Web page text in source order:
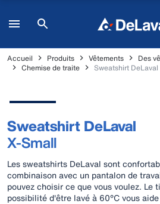
Accueil Produits Vêtements
Des
Chemise de traite
Sweatshirt DeLaval
Sweatshirt DeLaval
X-Small
Les sweatshirts DeLaval sont
combinaison avec un pantalon de
pouvez choisir ce que vous voulez. Le
possibilité d'être lavé à 60°C vous